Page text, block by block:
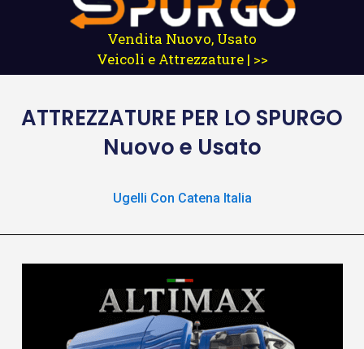
Vendita Nuovo, Usato
Veicoli e Attrezzature | >>
ATTREZZATURE PER LO SPURGO
Nuovo e Usato
Ugelli Con Catena Italia